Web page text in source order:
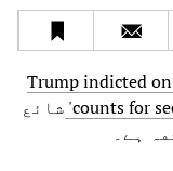
'Trump indicted
counts for شائع
ہے۔